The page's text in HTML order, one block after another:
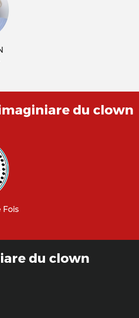
du clown
Fois
du clown